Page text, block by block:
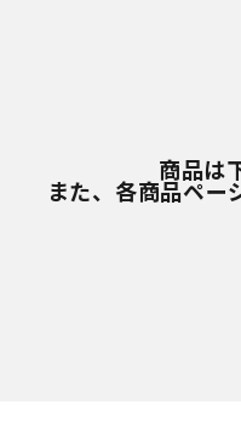
商品は
また、各商品ペー